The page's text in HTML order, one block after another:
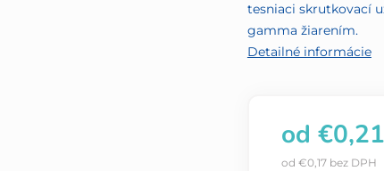
tesniaci skrutkovací
gamma žiarením.
Detailné informácie
od €0,21
od €0,17bez DPH